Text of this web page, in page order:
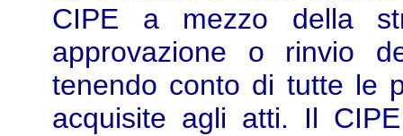
CIPE a mezzo della
approvazione o rinvio
tenendo conto di tutte le
acquisite agli atti. Il